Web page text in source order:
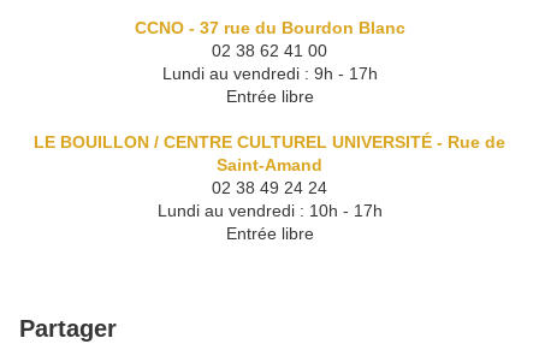
CCNO - 37 rue du Bourdon Blanc
02 38 62 41 00
Lundi au vendredi : 9h - 17h
Entrée libre
LE BOUILLON / CENTRE CULTUREL UNIVERSITÉ - Rue de
Saint-Amand
02 38 49 24 24
Lundi au vendredi : 10h - 17h
Entrée libre
Partager